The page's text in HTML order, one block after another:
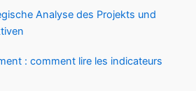
Analyse des Projekts und
: comment lire les indicateurs